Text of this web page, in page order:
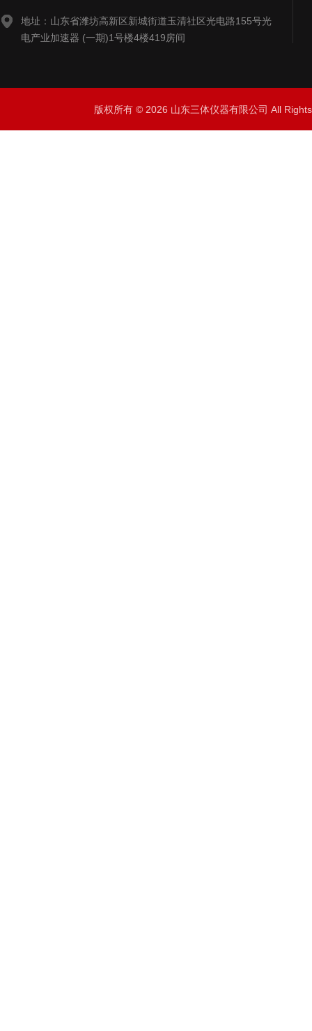
地址：山东省潍坊高新区新城街道玉清社区光电路155号光
电产业加速器 (一期)1号楼4楼419房间
版权所有 © 2026 山东三体仪器有限公司 All